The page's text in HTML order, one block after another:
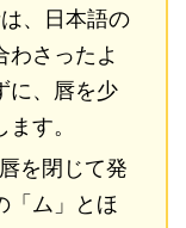
、日本語の
わさったよ
に、唇を少
す。
を閉じて発
「ム」とほ